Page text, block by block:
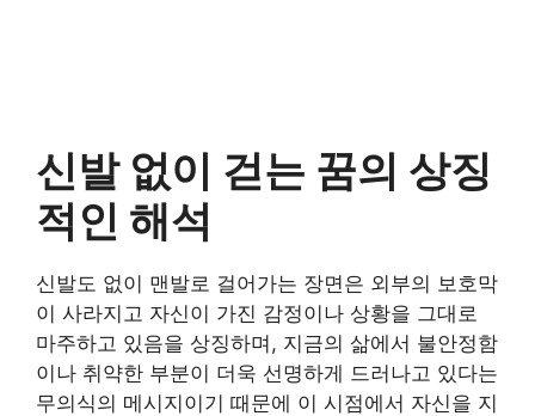
신발 없이 걷는 꿈의 상징
적인 해석
신발도 없이 맨발로 걸어가는 장면은 외부의 보호막
이 사라지고 자신이 가진 감정이나 상황을 그대로
마주하고 있음을 상징하며, 지금의 삶에서 불안정함
이나 취약한 부분이 더욱 선명하게 드러나고 있다는
무의식의 메시지이기 때문에 이 시점에서 자신을 지